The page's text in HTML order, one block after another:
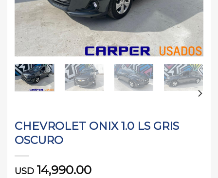
CHEVROLET ONIX 1.0 LS GRIS
OSCURO
USD 14,990.00